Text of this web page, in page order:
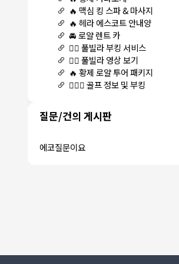
🔥 맥심 킹 스파 & 마사지
🔥 헤라 에스코트 안내양
🚘 로얄 렌트 카
🏊‍♀️ 풀빌라 부킹 서비스
🏊‍♀️ 풀빌라 영상 보기
🔥 황제 로얄 투어 패키지
🏌🏻‍♂️ 골프 정보 및 부킹
질문/건의 게시판
에코질문이요